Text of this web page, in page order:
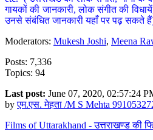
गायकों की जानकारी, लोक संगीत की
उनसे संबंधित जानकारी यहाँ पर पढ़ सकते
Moderators: Mukesh Joshi, Meena
Posts: 7,336
Topics: 94
Last post: June 07, 2020, 02:57:24
byएम.एस. मेहता /M S Mehta
Films of Uttarakhand - उत्तराखण्ड की